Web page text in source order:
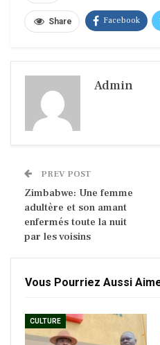
Share Facebook
Admin
PREV POST
Zimbabwe: Une femme
adultère et son amant
enfermés toute la nuit
par les voisins
Vous Pourriez Aussi
CULTURE